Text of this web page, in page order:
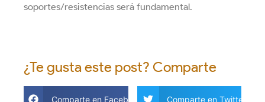
soportes/resistencias será fundamental.
¿Te gusta este post? Comparte
Comparte en Facebook Comparte en Twitter